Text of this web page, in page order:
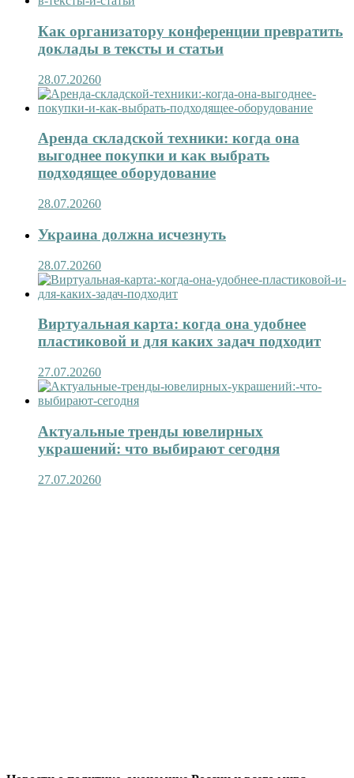
Как организатору конференции превратить
доклады в тексты и статьи
28.07.20260
Аренда складской техники: когда она
выгоднее покупки и как выбрать
подходящее оборудование
28.07.20260
Украина должна исчезнуть
28.07.20260
Виртуальная карта: когда она удобнее
пластиковой и для каких задач подходит
27.07.20260
Актуальные тренды ювелирных
украшений: что выбирают сегодня
27.07.20260